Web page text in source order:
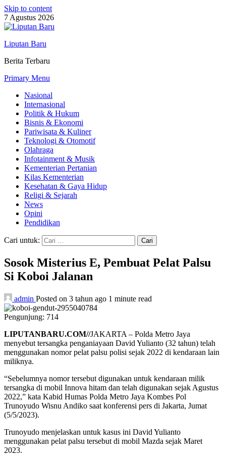
Skip to content
7 Agustus 2026
Liputan Baru
Berita Terbaru
Primary Menu
Nasional
Internasional
Politik & Hukum
Bisnis & Ekonomi
Pariwisata & Kuliner
Teknologi & Otomotif
Olahraga
Infotainment & Musik
Kementerian Pertanian
Kilas Kementerian
Kesehatan & Gaya Hidup
Religi & Sejarah
News
Opini
Pendidikan
Cari untuk:
Sosok Misterius E, Pembuat Pelat Palsu
Si Koboi Jalanan
admin Posted on 3 tahun ago 1 minute read
Pengunjung: 714
LIPUTANBARU.COM//JAKARTA – Polda Metro Jaya
menyebut tersangka penganiayaan David Yulianto (32 tahun) telah
menggunakan nomor pelat palsu polisi sejak 2022 di kendaraan lain
miliknya.
“Sebelumnya nomor tersebut digunakan untuk kendaraan milik
tersangka di mobil Innova hitam dan telah digunakan sejak Agustus
2022,” kata Kabid Humas Polda Metro Jaya Kombes Pol
Trunoyudo Wisnu Andiko saat konferensi pers di Jakarta, Jumat
(5/5/2023).
Trunoyudo menjelaskan untuk kasus ini David Yulianto
menggunakan pelat palsu tersebut di mobil Mazda sejak Maret
2023.